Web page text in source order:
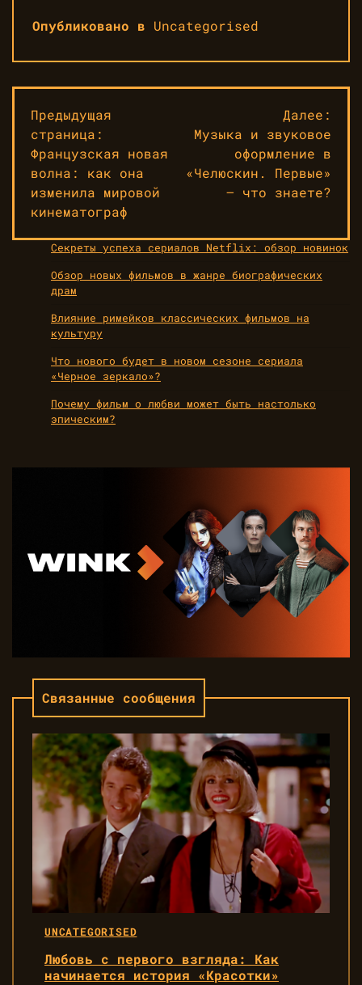
Опубликовано в Uncategorised
Навигация
по
записям
Предыдущая
страница:
Французская новая
волна: как она
изменила мировой
кинематограф
Далее:
Музыка и звуковое
оформление в
«Челюскин. Первые»
— что знаете?
Секреты успеха сериалов Netflix: обзор новинок
Обзор новых фильмов в жанре биографических
драм
Влияние римейков классических фильмов на
культуру
Что нового будет в новом сезоне сериала
«Черное зеркало»?
Почему фильм о любви может быть настолько
эпическим?
Связанные сообщения
UNCATEGORISED
Любовь с первого взгляда: Как
начинается история «Красотки»